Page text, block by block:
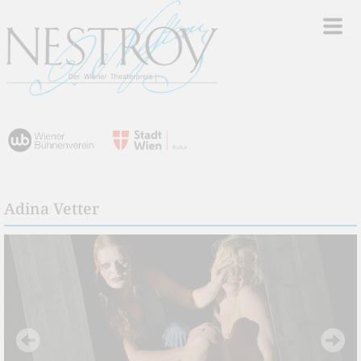
Adina Vetter